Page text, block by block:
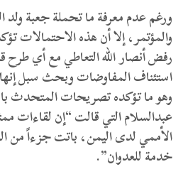
ورغم عدم معرفة ما تحملة جعبة ولد
والمؤتمر، إلا أن هذه الاحتمالات
رفض أنصار الله التعاطي مع أي طرح
استئناف المفاوضات وبحث سبل
وهو ما تؤكده تصريحات المتحدث
عبدالسلام التي قالت “إن لقاءات
الأممي لدى اليمن، باتت جزءاً من
خدمة للعدوان”.